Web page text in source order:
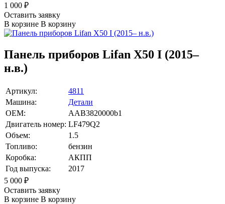
1 000 ₽
Оставить заявку
В корзине В корзину
Панель приборов Lifan X50 I (2015–
н.в.)
Артикул:
4811
Машина:
Детали
OEM:
AAB3820000b1
Двигатель номер: LF479Q2
Объем:
1.5
Топливо:
бензин
Коробка:
АКПП
Год выпуска:
2017
5 000 ₽
Оставить заявку
В корзине В корзину